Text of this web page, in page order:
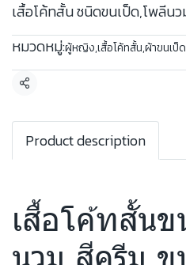
เสื้อโค้ทสั้น ชนิดขนเป็ด,โพลีน
หมวดหมู่:ผู้หญิง,เสื้อโค้ทสั้น,ผ้าขนเป็ด
แชร์
Product description
เสื้อโค้ทสั้น
นวม สีครีม